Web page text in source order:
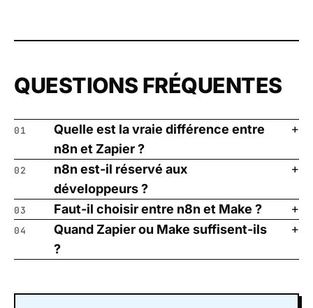
QUESTIONS FRÉQUENTES
01
Quelle est la vraie différence entre
n8n et Zapier ?
02
n8n est-il réservé aux
développeurs ?
03 Faut-il choisir entre n8n et Make ?
04
Quand Zapier ou Make suffisent-ils
?